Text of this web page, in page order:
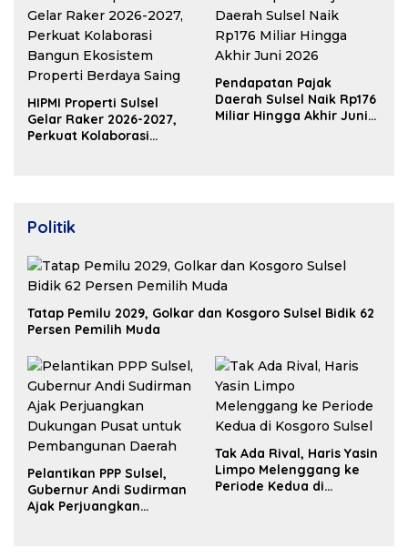
HIPMI Properti Sulsel
Gelar Raker 2026-2027,
Perkuat Kolaborasi
Pendapatan Pajak
Daerah Sulsel Naik Rp176
Miliar Hingga Akhir Juni
Politik
Tatap Pemilu 2029, Golkar dan Kosgoro Sulsel Bidik 62
Persen Pemilih Muda
Pelantikan PPP Sulsel,
Gubernur Andi Sudirman
Ajak Perjuangkan
Tak Ada Rival, Haris Yasin
Limpo Melenggang ke
Periode Kedua di